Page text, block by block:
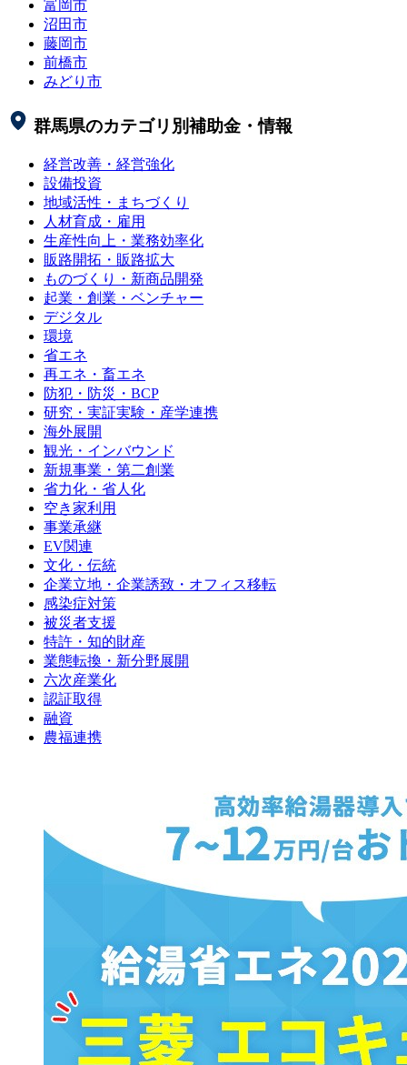
富岡市
沼田市
藤岡市
前橋市
みどり市
群馬県のカテゴリ別補助金・情報
経営改善・経営強化
設備投資
地域活性・まちづくり
人材育成・雇用
生産性向上・業務効率化
販路開拓・販路拡大
ものづくり・新商品開発
起業・創業・ベンチャー
デジタル
環境
省エネ
再エネ・畜エネ
防犯・防災・BCP
研究・実証実験・産学連携
海外展開
観光・インバウンド
新規事業・第二創業
省力化・省人化
空き家利用
事業承継
EV関連
文化・伝統
企業立地・企業誘致・オフィス移転
感染症対策
被災者支援
特許・知的財産
業態転換・新分野展開
六次産業化
認証取得
融資
農福連携